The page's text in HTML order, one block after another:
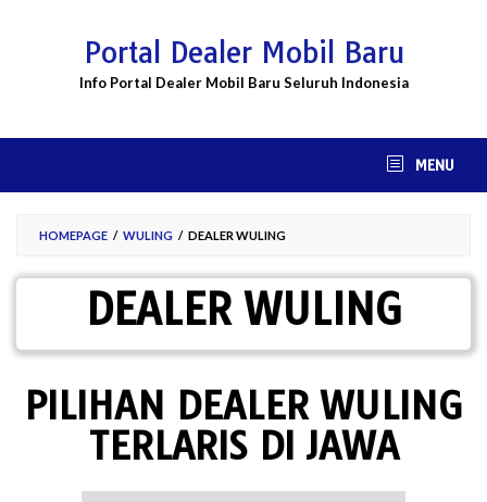
Portal Dealer Mobil Baru
Info Portal Dealer Mobil Baru Seluruh Indonesia
MENU
HOMEPAGE / WULING / DEALER WULING
DEALER WULING
PILIHAN DEALER WULING
TERLARIS DI JAWA